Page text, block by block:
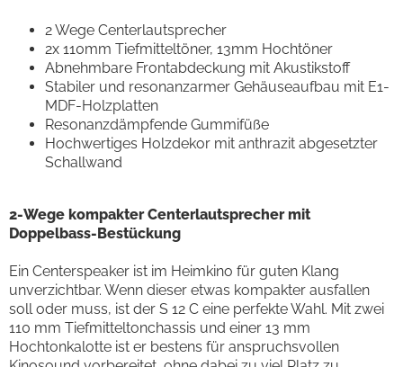
2 Wege Centerlautsprecher
2x 110mm Tiefmitteltöner, 13mm Hochtöner
Abnehmbare Frontabdeckung mit Akustikstoff
Stabiler und resonanzarmer Gehäuseaufbau mit E1-
MDF-Holzplatten
Resonanzdämpfende Gummifüße
Hochwertiges Holzdekor mit anthrazit abgesetzter
Schallwand
2-Wege kompakter Centerlautsprecher mit
Doppelbass-Bestückung
Ein Centerspeaker ist im Heimkino für guten Klang
unverzichtbar. Wenn dieser etwas kompakter ausfallen
soll oder muss, ist der S 12 C eine perfekte Wahl. Mit zwei
110 mm Tiefmitteltonchassis und einer 13 mm
Hochtonkalotte ist er bestens für anspruchsvollen